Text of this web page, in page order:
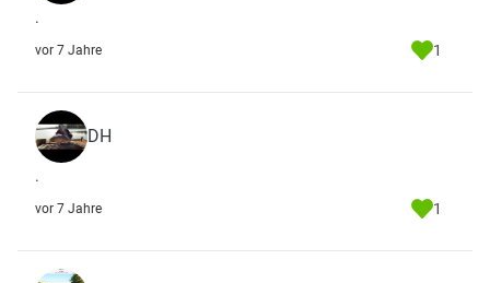
.
vor 7 Jahre 1
DH
.
vor 7 Jahre 1